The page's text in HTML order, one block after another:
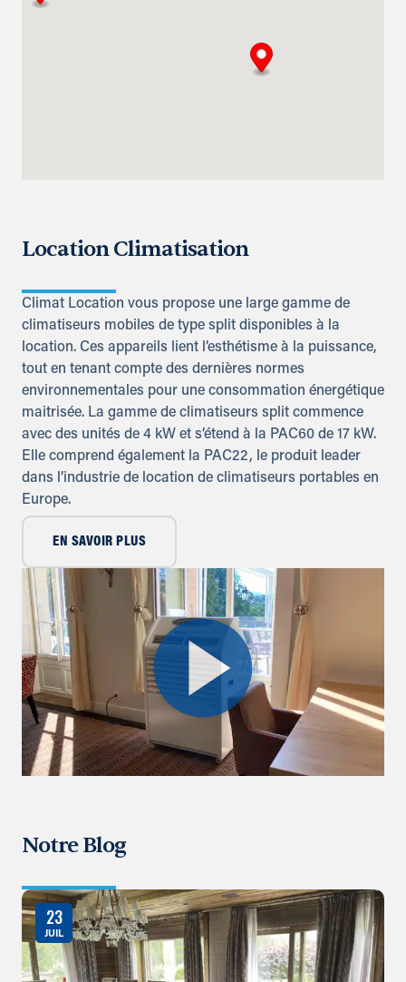
Location Climatisation
Climat Location vous propose une large gamme de
climatiseurs mobiles de type split disponibles à la
location. Ces appareils lient l’esthétisme à la puissance,
tout en tenant compte des dernières normes
environnementales pour une consommation énergétique
maitrisée. La gamme de climatiseurs split commence
avec des unités de 4 kW et s’étend à la PAC60 de 17 kW.
Elle comprend également la PAC22, le produit leader
dans l’industrie de location de climatiseurs portables en
Europe.
EN SAVOIR PLUS
Notre Blog
23
JUIL